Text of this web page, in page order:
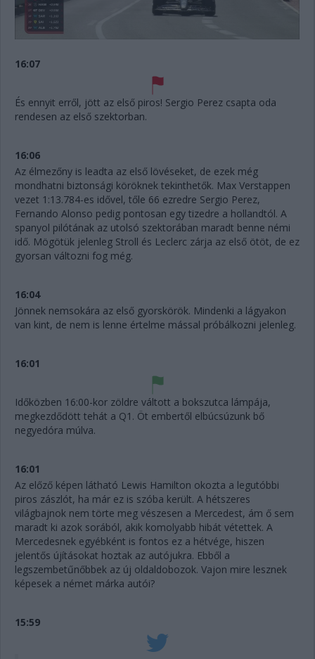
16:07
És ennyit erről, jött az első piros! Sergio Perez csapta oda
rendesen az első szektorban.
16:06
Az élmezőny is leadta az első lövéseket, de ezek még
mondhatni biztonsági köröknek tekinthetők. Max Verstappen
vezet 1:13.784-es idővel, tőle 66 ezredre Sergio Perez,
Fernando Alonso pedig pontosan egy tizedre a hollandtól. A
spanyol pilótának az utolsó szektorában maradt benne némi
idő. Mögötük jelenleg Stroll és Leclerc zárja az első ötöt, de ez
gyorsan változni fog még.
16:04
Jönnek nemsokára az első gyorskörök. Mindenki a lágyakon
van kint, de nem is lenne értelme mással próbálkozni jelenleg.
16:01
Időközben 16:00-kor zöldre váltott a bokszutca lámpája,
megkezdődött tehát a Q1. Öt embertől elbúcsúzunk bő
negyedóra múlva.
16:01
Az előző képen látható Lewis Hamilton okozta a legutóbbi
piros zászlót, ha már ez is szóba került. A hétszeres
világbajnok nem törte meg vészesen a Mercedest, ám ő sem
maradt ki azok sorából, akik komolyabb hibát vétettek. A
Mercedesnek egyébként is fontos ez a hétvége, hiszen
jelentős újításokat hoztak az autójukra. Ebből a
legszembetűnőbbek az új oldaldobozok. Vajon mire lesznek
képesek a német márka autói?
15:59